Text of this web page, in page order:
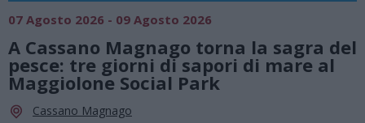
07 Agosto 2026 - 09 Agosto 2026
A Cassano Magnago torna la sagra del
pesce: tre giorni di sapori di mare al
Maggiolone Social Park
Cassano Magnago